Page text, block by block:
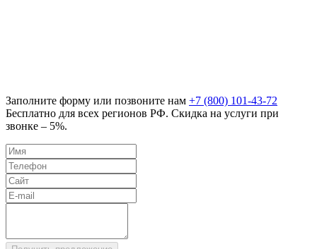
Заполните форму или позвоните нам +7 (800) 101-43-72
Бесплатно для всех регионов РФ. Скидка на услуги при
звонке – 5%.